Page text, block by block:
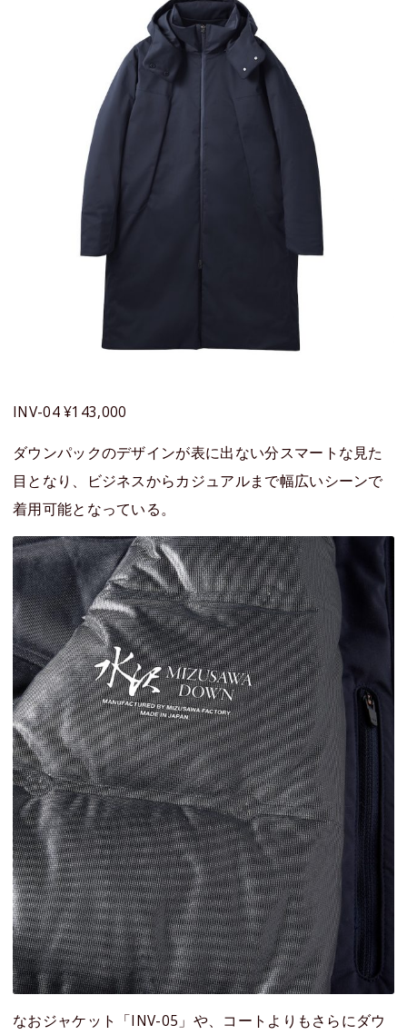
INV-04 ¥143,000
ダウンパックのデザインが表に出ない分スマートな見た
目となり、ビジネスからカジュアルまで幅広いシーンで
着用可能となっている。
なおジャケット「INV-05」や、コートよりもさらにダウ